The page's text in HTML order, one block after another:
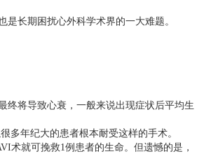
长期困扰心外科学术界的一大难题。
终将导致心衰，一般来说出现症状后平均生
年纪大的患者根本耐受这样的手术。
术就可挽救1例患者的生命。但遗憾的是，